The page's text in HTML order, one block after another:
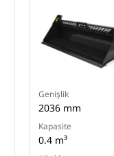
Genişlik
2036 mm
Kapasite
0.4 m³